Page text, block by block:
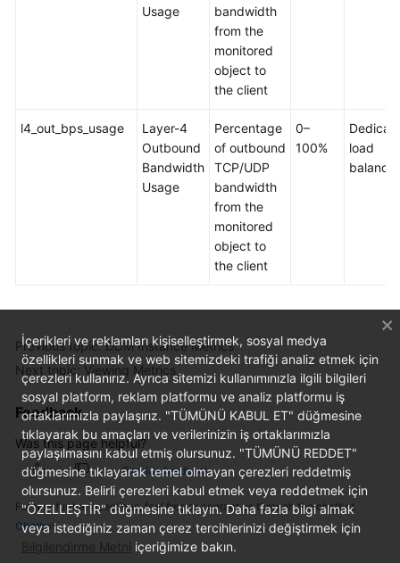
Endpoints
Usage
bandwidth
from the
monitored
object to
the client
l4_out_bps_usage
Layer-4
Outbound
Bandwidth
Usage
Percentage
of outbound
TCP/UDP
bandwidth
from the
monitored
object to
the client
0–
100%
load
balancer
Previous topic: DDM Instance Metrics
Next topic: Viewing Metrics
Feedback
Was this page helpful?
Provide feedback
For any further questions, feel free to contact us through the chatbot.
Chatbot
İçerikleri ve reklamları kişiselleştirmek, sosyal medya
özellikleri sunmak ve web sitemizdeki trafiği analiz etmek için
çerezleri kullanırız. Ayrıca sitemizi kullanımınızla ilgili bilgileri
sosyal platform, reklam platformu ve analiz platformu iş
ortaklarımızla paylaşırız. "TÜMÜNÜ KABUL ET" düğmesine
tıklayarak bu amaçları ve verilerinizin iş ortaklarımızla
paylaşılmasını kabul etmiş olursunuz. "TÜMÜNÜ REDDET"
düğmesine tıklayarak temel olmayan çerezleri reddetmiş
olursunuz. Belirli çerezleri kabul etmek veya reddetmek için
"ÖZELLEŞTİR" düğmesine tıklayın. Daha fazla bilgi almak
veya istediğiniz zaman çerez tercihlerinizi değiştirmek için
Bilgilendirme Metni içeriğimize bakın.